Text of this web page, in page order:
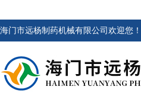
海门市远杨制药机械有限公司欢迎您！